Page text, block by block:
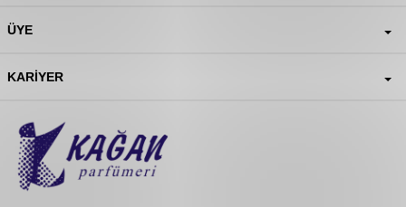
ÜYE
KARIYER